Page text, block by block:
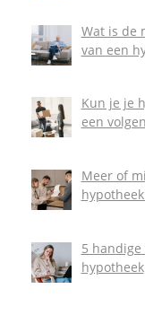
Wat is de
van een
Kun je je
een
Meer of
5
hypotheek